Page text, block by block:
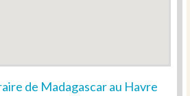
de Madagascar au Havre